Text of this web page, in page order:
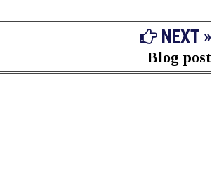
NEXT »
Blog post